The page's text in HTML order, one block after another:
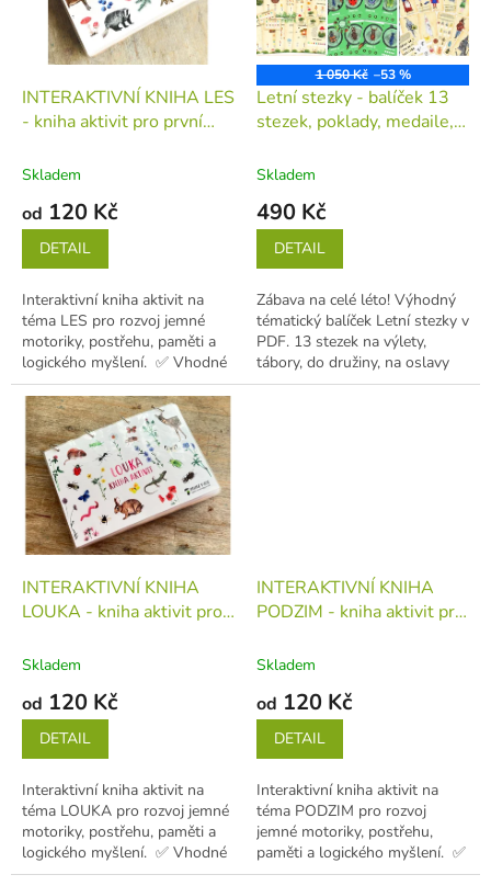
INTERAKTIVNÍ KNIHA LES
- kniha aktivit pro první
Skladem
od 120 Kč
DETAIL
Interaktivní kniha aktivit na
téma LES pro rozvoj jemné
motoriky, postřehu, paměti a
logického myšlení. ✅ Vhodné
pro děti od 1 do 5...
1 050 Kč –53 %
Letní stezky - balíček 13
stezek, poklady, medaile,
jednotlivých listech)
Skladem
490 Kč
DETAIL
Zábava na celé léto! Výhodný
tématický balíček Letní stezky v
PDF. 13 stezek na výlety,
tábory, do družiny, na oslavy
na procházku, na výlet, k...
INTERAKTIVNÍ KNIHA
LOUKA - kniha aktivit pro
kniha
Skladem
od 120 Kč
DETAIL
Interaktivní kniha aktivit na
téma LOUKA pro rozvoj jemné
motoriky, postřehu, paměti a
logického myšlení. ✅ Vhodné
pro děti od 1 do 5...
INTERAKTIVNÍ KNIHA
PODZIM - kniha aktivit pro
kniha
Skladem
od 120 Kč
DETAIL
Interaktivní kniha aktivit na
téma PODZIM pro rozvoj
jemné motoriky, postřehu,
paměti a logického myšlení. ✅
Vhodné pro děti od 1 do 5...